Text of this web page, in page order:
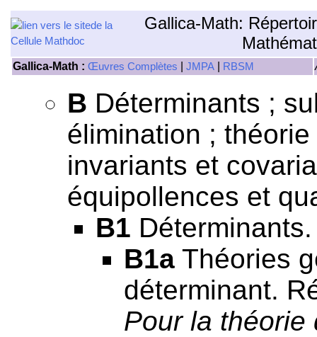
Gallica-Math:
Gallica-Math : Œuvres Complètes JMPA RBSM
B Déterminants ;
élimination ;
invariants et
équipollences et
B1 Déterminants.
B1a Théories
déterminant.
Pour la théorie